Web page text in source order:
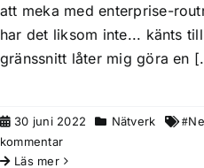
att meka med enterprise-
har det liksom inte... känts
gränssnitt låter mig göra en
30 juni 2022 Nätverk
kommentar
Läs mer